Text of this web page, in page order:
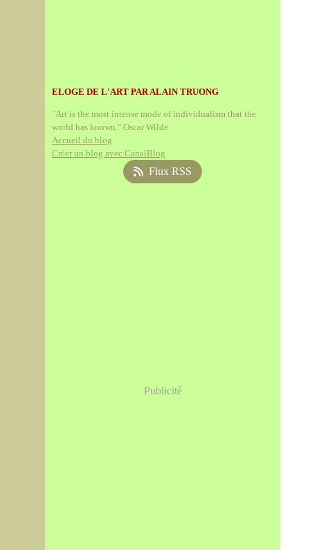
ELOGE DE L'ART PAR ALAIN TRUONG
"Art is the most intense mode of individualism that the
world has known." Oscar Wilde
Accueil du blog
Créer un blog avec CanalBlog
Flux RSS
Publicité